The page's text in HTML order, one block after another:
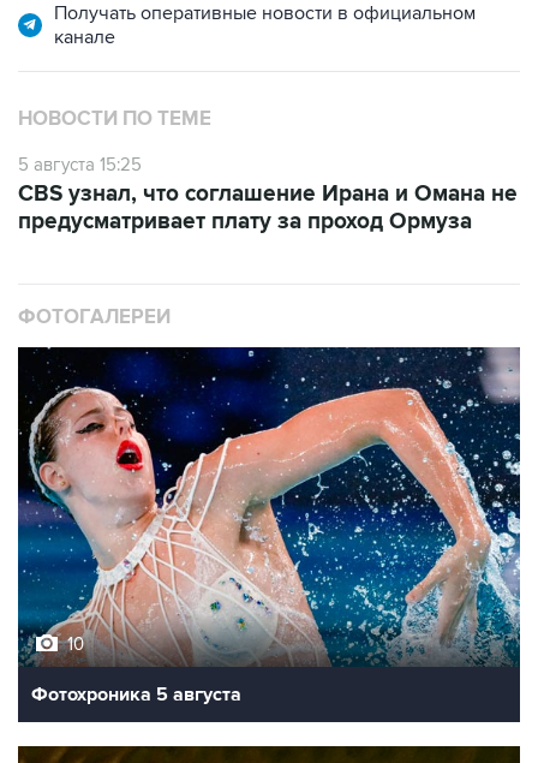
Получать оперативные новости в официальном
канале
НОВОСТИ ПО ТЕМЕ
5 августа 15:25
CBS узнал, что соглашение Ирана и Омана не
предусматривает плату за проход Ормуза
ФОТОГАЛЕРЕИ
10
Фотохроника 5 августа